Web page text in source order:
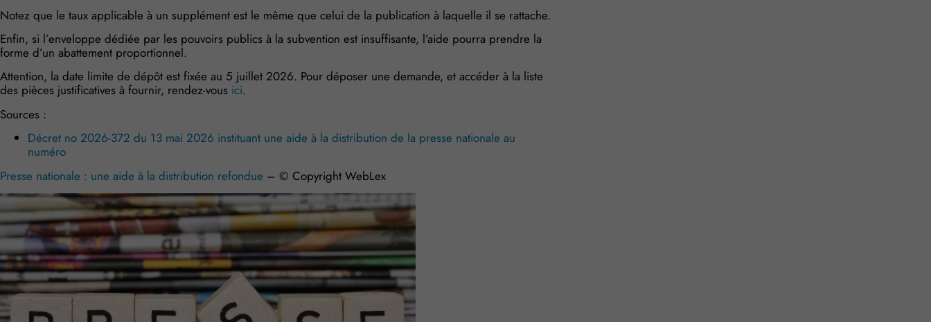
Notez que le taux applicable à un supplément est le même que celui de la publication à laquelle il se rattache.
Enfin, si l’enveloppe dédiée par les pouvoirs publics à la subvention est insuffisante, l’aide pourra prendre la
forme d’un abattement proportionnel.
Attention, la date limite de dépôt est fixée au 5 juillet 2026. Pour déposer une demande, et accéder à la liste
des pièces justificatives à fournir, rendez-vous ici.
Sources :
Décret no 2026-372 du 13 mai 2026 instituant une aide à la distribution de la presse nationale au
numéro
Presse nationale : une aide à la distribution refondue – © Copyright WebLex